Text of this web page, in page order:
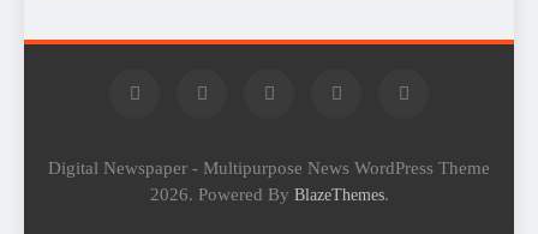
Digital Newspaper - Multipurpose News WordPress Theme
2026. Powered By BlazeThemes.